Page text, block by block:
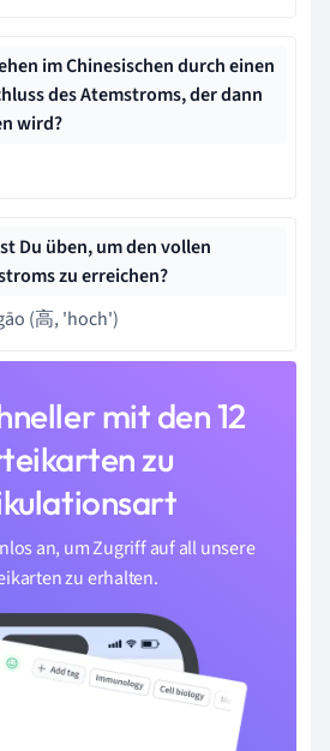
im Chinesischen durch einen
des Atemstroms, der dann
wird?
Du üben, um den vollen
zu erreichen?
(高, 'hoch')
mit den 12
zu
an, um Zugriff auf all unsere
zu erhalten.